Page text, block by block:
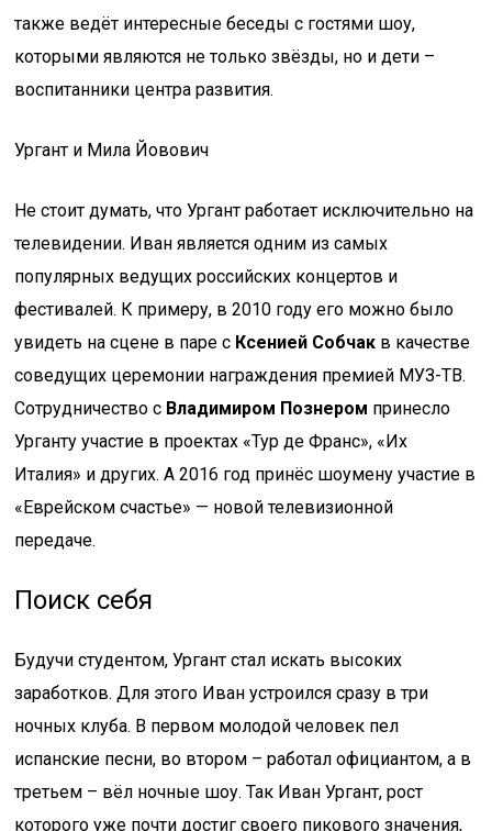
также ведёт интересные беседы с гостями шоу,
которыми являются не только звёзды, но и дети –
воспитанники центра развития.
Ургант и Мила Йовович
Не стоит думать, что Ургант работает исключительно на
телевидении. Иван является одним из самых
популярных ведущих российских концертов и
фестивалей. К примеру, в 2010 году его можно было
увидеть на сцене в паре с Ксенией Собчак в качестве
соведущих церемонии награждения премией МУЗ-ТВ.
Сотрудничество с Владимиром Познером принесло
Урганту участие в проектах «Тур де Франс», «Их
Италия» и других. А 2016 год принёс шоумену участие в
«Еврейском счастье» — новой телевизионной
передаче.
Поиск себя
Будучи студентом, Ургант стал искать высоких
заработков. Для этого Иван устроился сразу в три
ночных клуба. В первом молодой человек пел
испанские песни, во втором – работал официантом, а в
третьем – вёл ночные шоу. Так Иван Ургант, рост
которого уже почти достиг своего пикового значения,